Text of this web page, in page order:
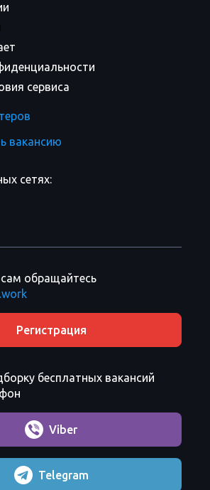
сетях:
сервиса
вакансию
обращайтесь
Регистрация
бесплатных вакансий
Viber
Telegram